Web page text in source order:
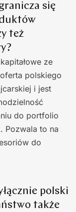
się
też
ze
polskiego
i jest
do portfolio
Pozwala to na
do
polski
także